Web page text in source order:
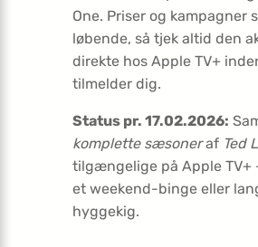
One. Priser og kampagner
løbende, så tjek altid den
direkte hos Apple TV+
tilmelder dig.
Status pr. 17.02.2026:
komplette sæsoneraf Ted
tilgængelige på Apple TV+
et weekend-binge eller
hyggekig.